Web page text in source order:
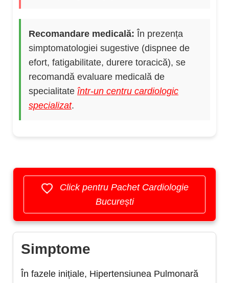
Recomandare medicală: În prezența
simptomatologiei sugestive (dispnee de
efort, fatigabilitate, durere toracică), se
recomandă evaluare medicală de
specialitate într-un centru cardiologic
specializat.
Click pentru Pachet Cardiologie
București
Simptome
În fazele inițiale, Hipertensiunea Pulmonară